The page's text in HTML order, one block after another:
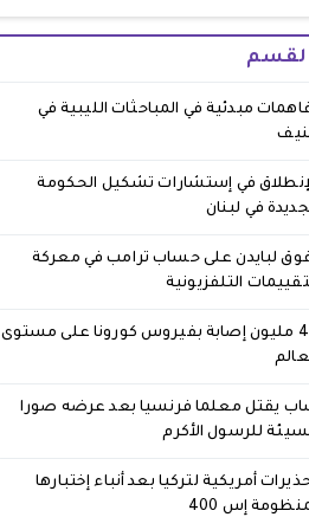
مبدئية في المباحثات الليبية في
في إستشارات تشكيل الحكومة
في لبنان
لبايدن على حساب ترامب في معركة
التلفزيونية
40 مليون إصابة بفيروس كورونا على مستوى
يقتل معلما فرنسيا بعد عرضه صورا
للرسول الأكرم
أمريكية لتركيا بعد أنباء إختبارها
إس 400